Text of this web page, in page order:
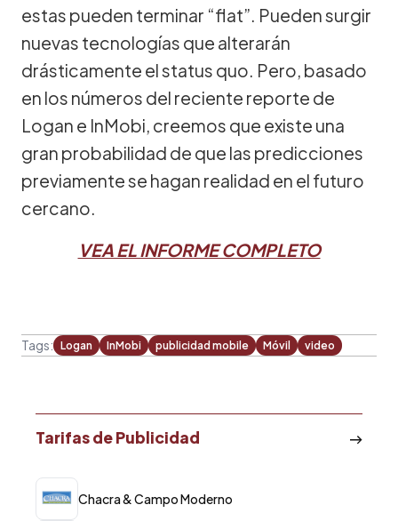
estas pueden terminar “flat”. Pueden surgir
nuevas tecnologías que alterarán
drásticamente el status quo. Pero, basado
en los números del reciente reporte de
Logan e InMobi, creemos que existe una
gran probabilidad de que las predicciones
previamente se hagan realidad en el futuro
cercano.
VEA EL INFORME COMPLETO
Tags: Logan InMobi publicidad mobile Móvil video
Tarifas de Publicidad
Chacra & Campo Moderno